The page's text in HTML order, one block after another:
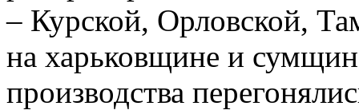
– Курской, Орловской,
на харьковщине и
производства